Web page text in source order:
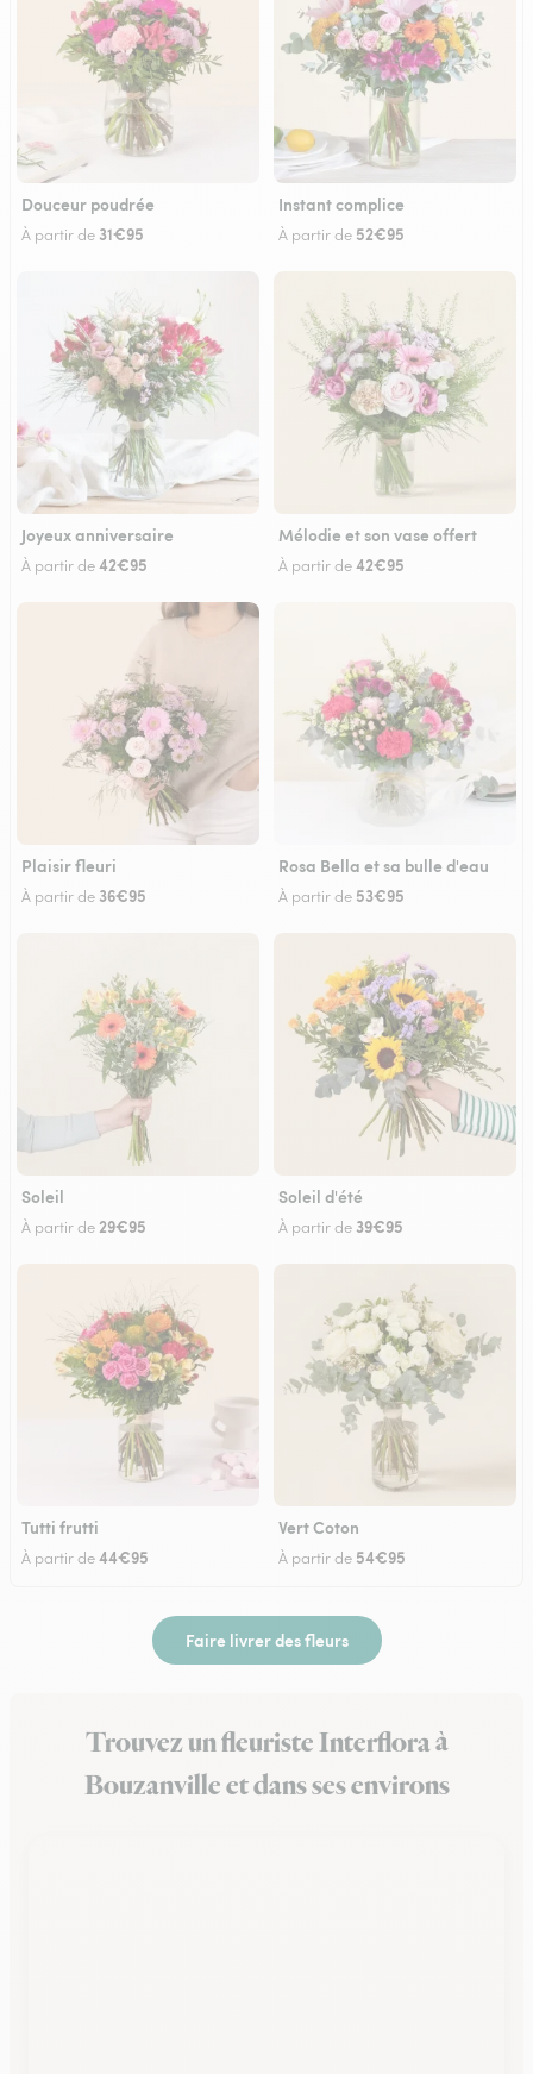
Douceur poudrée
À partir de 31€95
Instant complice
À partir de 52€95
Joyeux anniversaire
À partir de42€95
Mélodie et son vase offert
À partir de42€95
Plaisir fleuri
À partir de 36€95
Rosa Bella et sa bulle d'eau
À partir de 53€95
Soleil
À partir de 29€95
Soleil d'été
À partir de 39€95
Tutti frutti
À partir de44€95
Vert Coton
À partir de 54€95
Faire livrer des fleurs
Trouvez un fleuriste Interflora à
Bouzanville et dans ses environs